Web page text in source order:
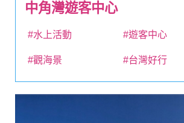
中角灣遊客中心
#水上活動 #遊客中心
#觀海景 #台灣好行